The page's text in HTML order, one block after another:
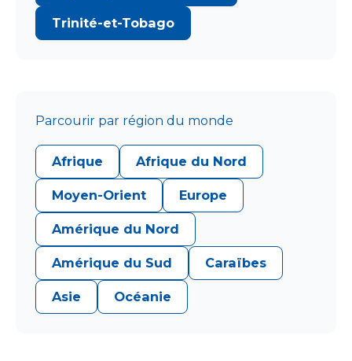
Trinité-et-Tobago
Parcourir par région du monde
Afrique Afrique du Nord
Moyen-Orient Europe
Amérique du Nord
Amérique du Sud Caraïbes
Asie Océanie